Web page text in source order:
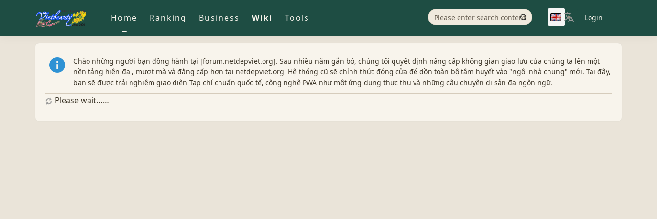
Home Ranking Business Wiki Tools ▼ Login
Chào những người bạn đồng hành tại [forum.netdepviet.org]. Sau nhiều năm gắn bó, chúng tôi quyết định nâng cấp không gian giao lưu của chúng ta lên một
nền tảng hiện đại, mượt mà và đẳng cấp hơn tại netdepviet.org. Hệ thống cũ sẽ chính thức đóng cửa để dồn toàn bộ tâm huyết vào "ngôi nhà chung" mới. Tại đây,
bạn sẽ được trải nghiệm giao diện Tạp chí chuẩn quốc tế, công nghệ PWA như một ứng dụng thực thụ và những câu chuyện di sản đa ngôn ngữ.
Please wait……